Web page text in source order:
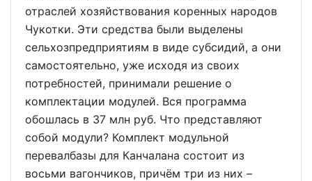
отраслей хозяйствования коренных народов
Чукотки. Эти средства были выделены
сельхозпредприятиям в виде субсидий, а они
самостоятельно, уже исходя из своих
потребностей, принимали решение о
комплектации модулей. Вся программа
обошлась в 37 млн руб. Что представляют
собой модули? Комплект модульной
перевалбазы для Канчалана состоит из
восьми вагончиков, причём три из них –